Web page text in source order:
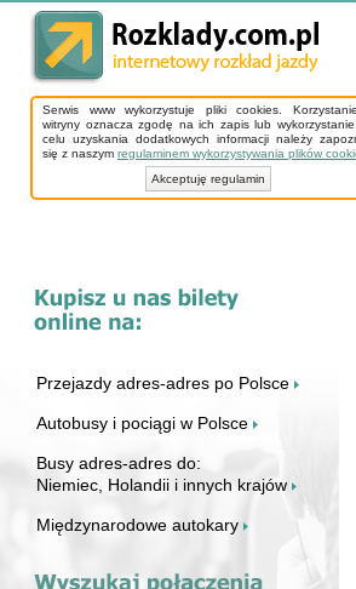
Serwis www wykorzystuje pliki cookies.
witryny oznacza zgodę na ich zapis lub
celu uzyskania dodatkowych informacji należy
się z naszym regulaminem wykorzystywania plików
Akceptuję regulamin
Przejazdy adres-adres po Polsce
Autobusy i pociągi w Polsce
Busy adres-adres do:
Niemiec, Holandii i innych krajów
Międzynarodowe autokary